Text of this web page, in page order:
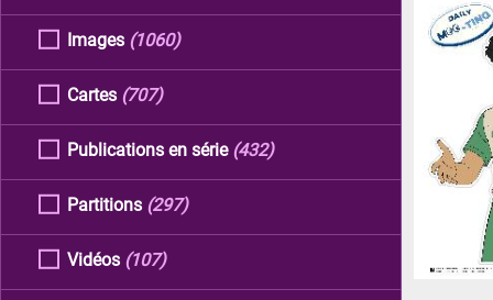
Images (1060)
Cartes (707)
Publications en série (432)
Partitions (297)
Vidéos (107)